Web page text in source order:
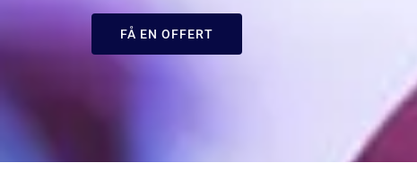
FÅ EN OFFERT